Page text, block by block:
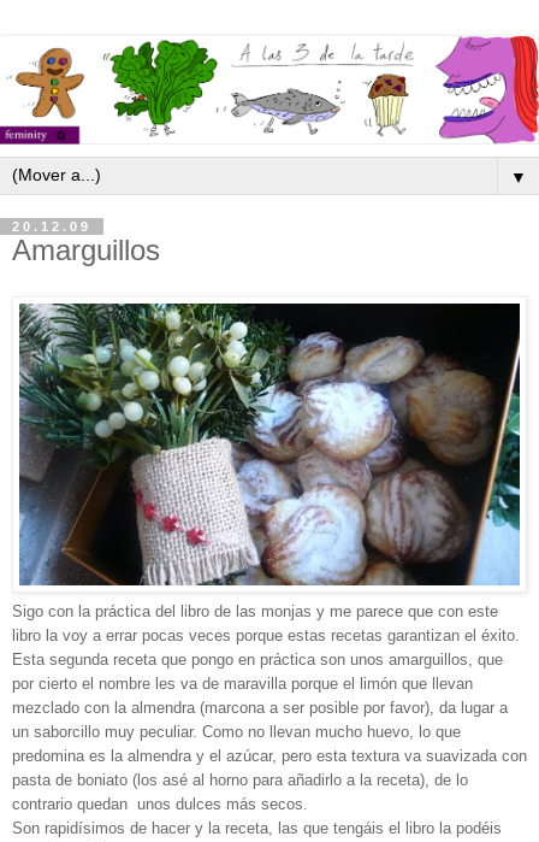
▼
20.12.09
Amarguillos
Sigo con la práctica del libro de las monjas y me parece que con este
libro la voy a errar pocas veces porque estas recetas garantizan el éxito.
Esta segunda receta que pongo en práctica son unos amarguillos, que
por cierto el nombre les va de maravilla porque el limón que llevan
mezclado con la almendra (marcona a ser posible por favor), da lugar a
un saborcillo muy peculiar. Como no llevan mucho huevo, lo que
predomina es la almendra y el azúcar, pero esta textura va suavizada con
pasta de boniato (los asé al horno para añadirlo a la receta), de lo
contrario quedan unos dulces más secos.
Son rapidísimos de hacer y la receta, las que tengáis el libro la podéis